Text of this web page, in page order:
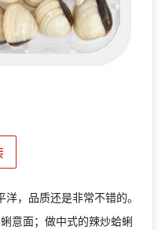
，品质还是非常不错的。
意面；做中式的辣炒蛤蜊